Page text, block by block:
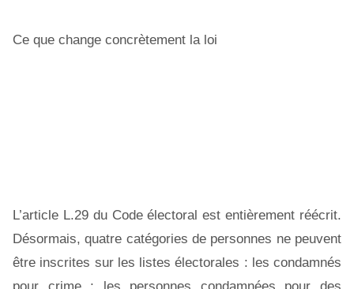
Ce que change concrètement la loi
L’article L.29 du Code électoral est entièrement réécrit.
Désormais, quatre catégories de personnes ne peuvent
être inscrites sur les listes électorales : les condamnés
pour crime ; les personnes condamnées pour des